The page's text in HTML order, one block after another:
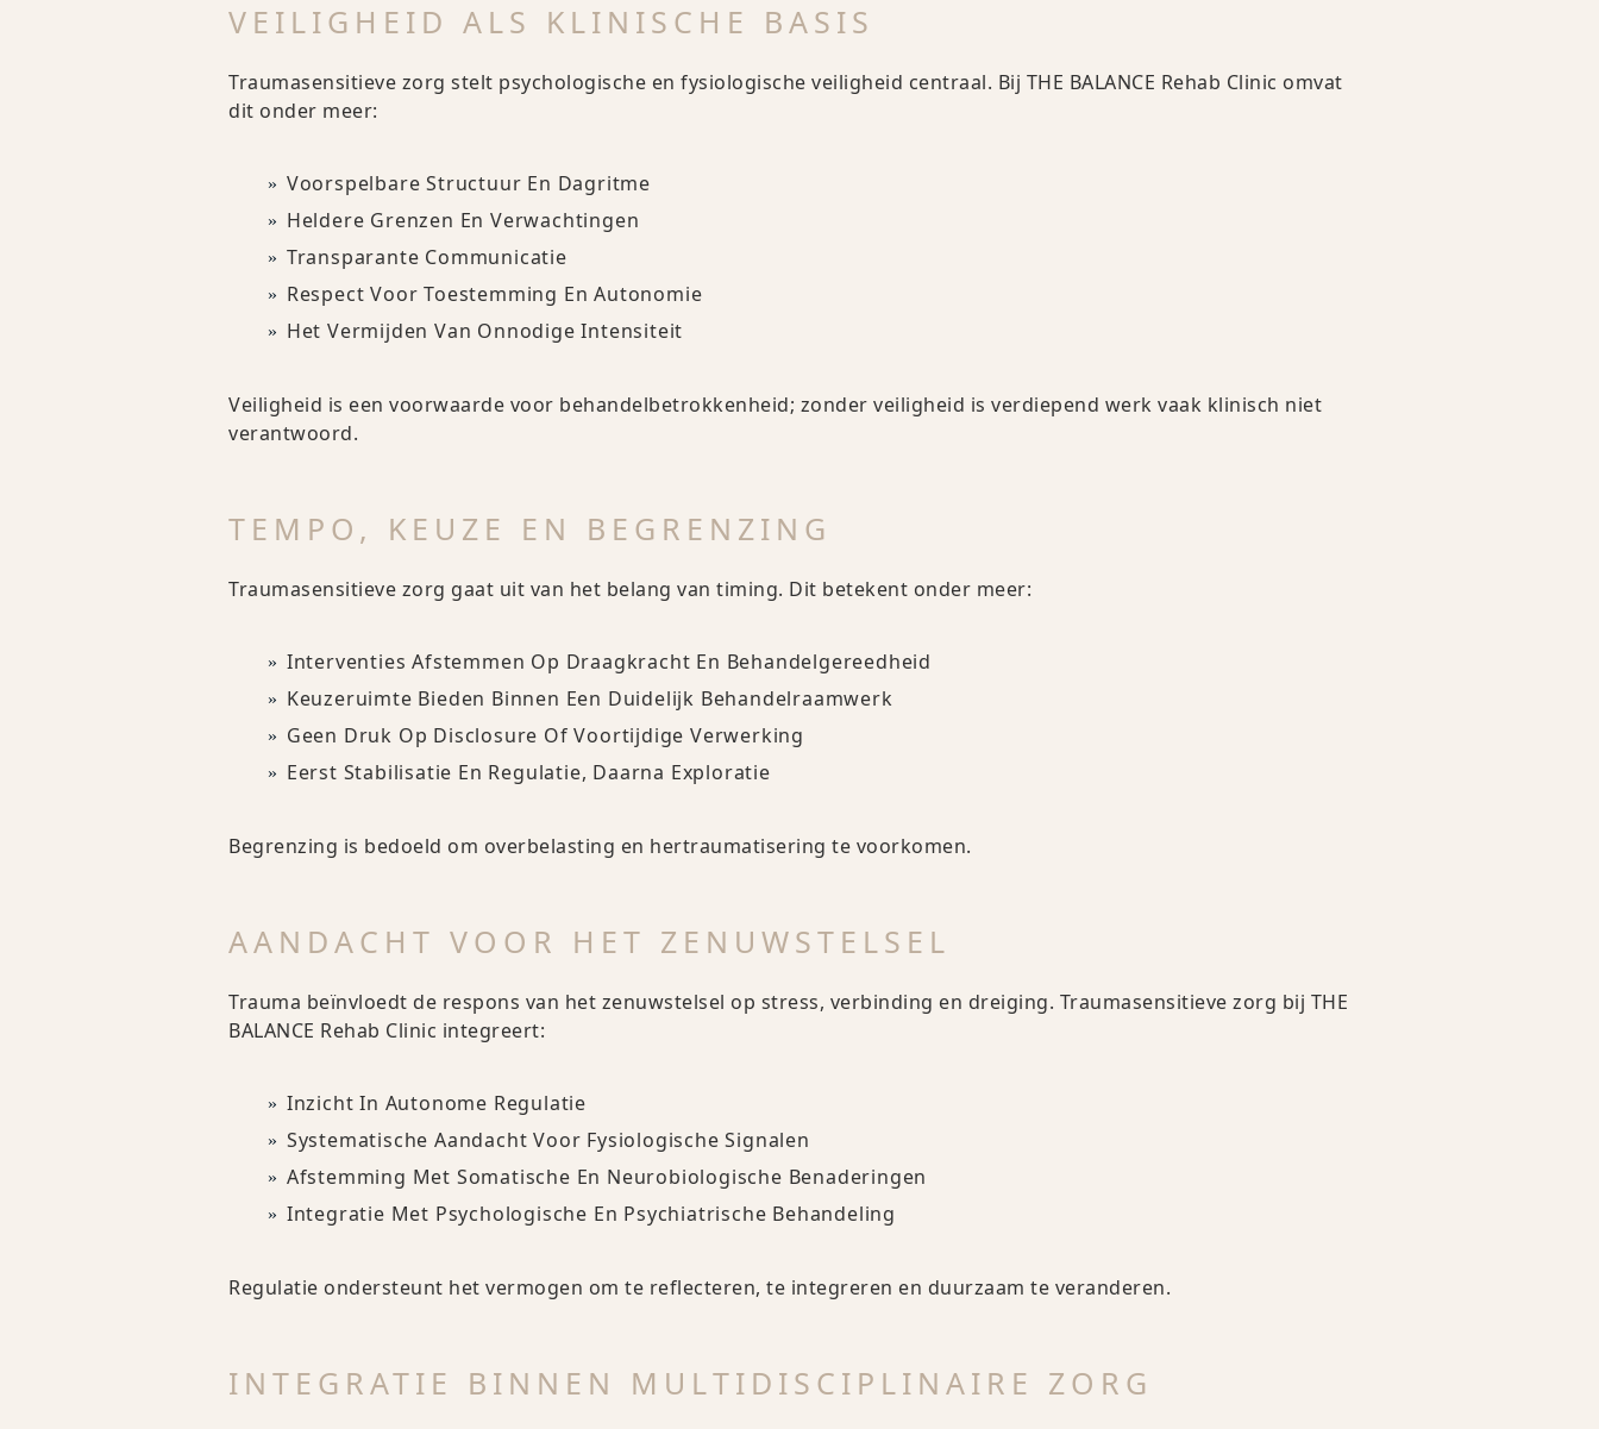
VEILIGHEID ALS KLINISCHE BASIS
Traumasensitieve zorg stelt psychologische en fysiologische veiligheid centraal. Bij THE BALANCE Rehab Clinic omvat
dit onder meer:
Voorspelbare Structuur En Dagritme
Heldere Grenzen En Verwachtingen
Transparante Communicatie
Respect Voor Toestemming En Autonomie
Het Vermijden Van Onnodige Intensiteit
Veiligheid is een voorwaarde voor behandelbetrokkenheid; zonder veiligheid is verdiepend werk vaak klinisch niet
verantwoord.
TEMPO, KEUZE EN BEGRENZING
Traumasensitieve zorg gaat uit van het belang van timing. Dit betekent onder meer:
Interventies Afstemmen Op Draagkracht En Behandelgereedheid
Keuzeruimte Bieden Binnen Een Duidelijk Behandelraamwerk
Geen Druk Op Disclosure Of Voortijdige Verwerking
Eerst Stabilisatie En Regulatie, Daarna Exploratie
Begrenzing is bedoeld om overbelasting en hertraumatisering te voorkomen.
AANDACHT VOOR HET ZENUWSTELSEL
Trauma beïnvloedt de respons van het zenuwstelsel op stress, verbinding en dreiging. Traumasensitieve zorg bij THE
BALANCE Rehab Clinic integreert:
Inzicht In Autonome Regulatie
Systematische Aandacht Voor Fysiologische Signalen
Afstemming Met Somatische En Neurobiologische Benaderingen
Integratie Met Psychologische En Psychiatrische Behandeling
Regulatie ondersteunt het vermogen om te reflecteren, te integreren en duurzaam te veranderen.
INTEGRATIE BINNEN MULTIDISCIPLINAIRE ZORG